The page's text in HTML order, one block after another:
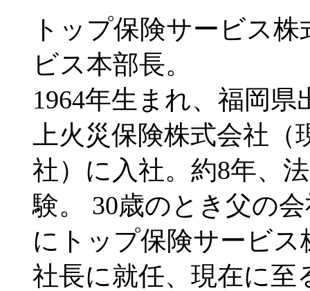
トップ保険サービス
ビス本部長。
1964年生まれ、福岡
上火災保険株式会社
社）に入社。約8年、
験。 30歳のとき父の
にトップ保険サービ
社長に就任、現在に至